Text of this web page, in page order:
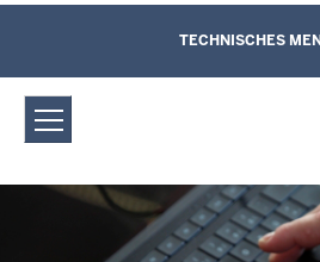
Amtsgericht Gladbeck:
Barrierefreiheit
Direkt zum Inhalt
Leichte Sprache,
und Kontaktformular
TECHNISCHES